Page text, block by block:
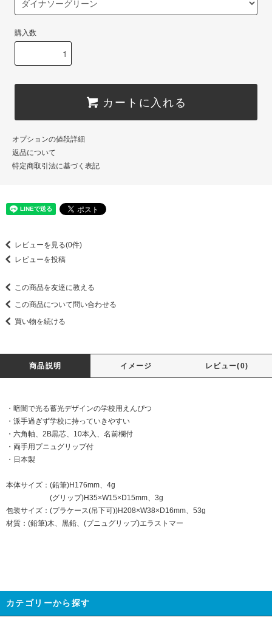
購入数
カートに入れる
オプションの値段詳細
返品について
特定商取引法に基づく表記
レビューを見る(0件)
レビューを投稿
この商品を友達に教える
この商品について問い合わせる
買い物を続ける
商品説明 イメージ レビュー(0)
・暗闇で光る蓄光デザインの学校用えんぴつ
・派手過ぎず学校に持っていきやすい
・六角軸、2B黒芯、10本入、名前欄付
・両手用プニュグリップ付
・日本製
本体サイズ：(鉛筆)H176mm、4g
(グリップ)H35×W15×D15mm、3g
包装サイズ：(プラケース(吊下可))H208×W38×D16mm、53g
材質：(鉛筆)木、黒鉛、(プニュグリップ)エラストマー
カテゴリーから探す